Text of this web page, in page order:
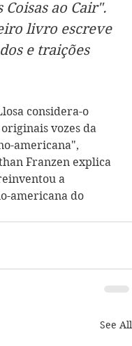
ao Cair".
livro escreve
e traições
considera-o
vozes da
americana",
Franzen explica
a
americana do
See All